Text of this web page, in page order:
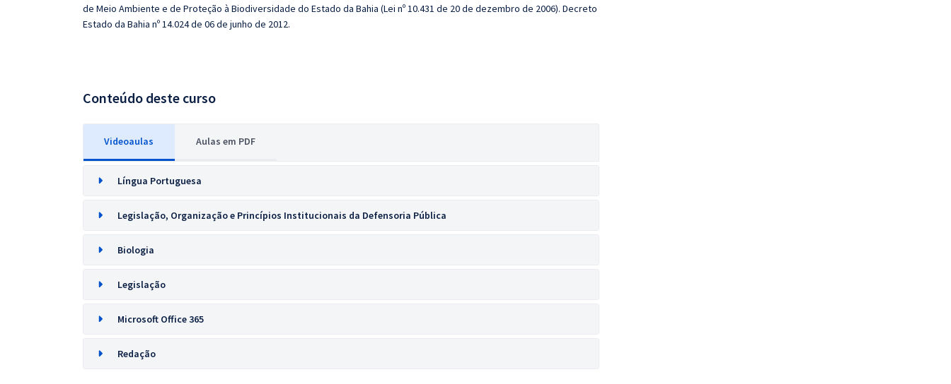
de Meio Ambiente e de Proteção à Biodiversidade do Estado da Bahia (Lei nº 10.431 de 20 de dezembro de 2006). Decreto
Estado da Bahia nº 14.024 de 06 de junho de 2012.
Conteúdo deste curso
Videoaulas Aulas em PDF
Língua Portuguesa
Legislação, Organização e Princípios Institucionais da Defensoria Pública
Biologia
Legislação
Microsoft Office 365
Redação